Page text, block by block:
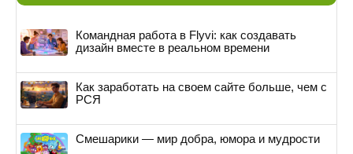
Командная работа в Flyvi: как создавать
дизайн вместе в реальном времени
Как заработать на своем сайте больше, чем с
РСЯ
Смешарики — мир добра, юмора и мудрости